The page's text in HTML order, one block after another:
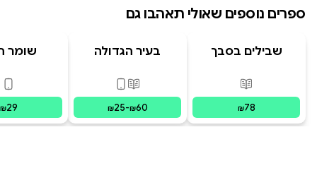
ספרים נוספים שאולי תאהבו גם
שבילים בסבך
פורמטים זמינים מודפס
₪78
בעיר הגדולה
פורמטים זמינים מודפס,
₪25-₪60
שומר
₪29